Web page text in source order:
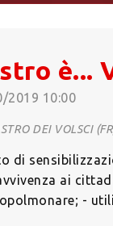
è...
2019 10:00
DEI VOLSCI
di
ai
-